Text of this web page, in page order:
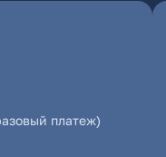
платеж)